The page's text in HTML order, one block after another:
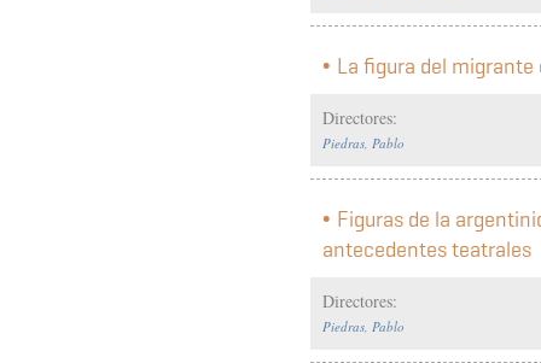
La figura del
Directores:
Piedras, Pablo
Figuras de la
antecedentes teatrales
Directores:
Piedras, Pablo